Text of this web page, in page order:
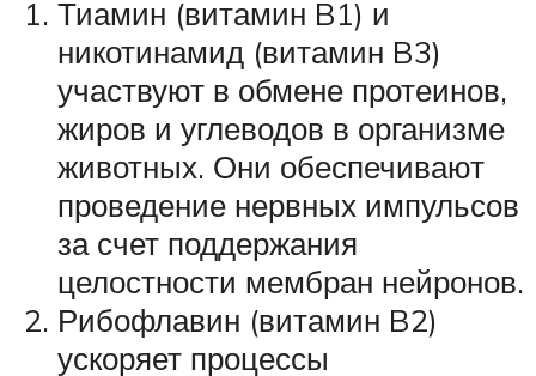
Тиамин (витамин B1) и
никотинамид (витамин B3)
участвуют в обмене протеинов,
жиров и углеводов в организме
животных. Они обеспечивают
проведение нервных импульсов
за счет поддержания
целостности мембран нейронов.
Рибофлавин (витамин B2)
ускоряет процессы